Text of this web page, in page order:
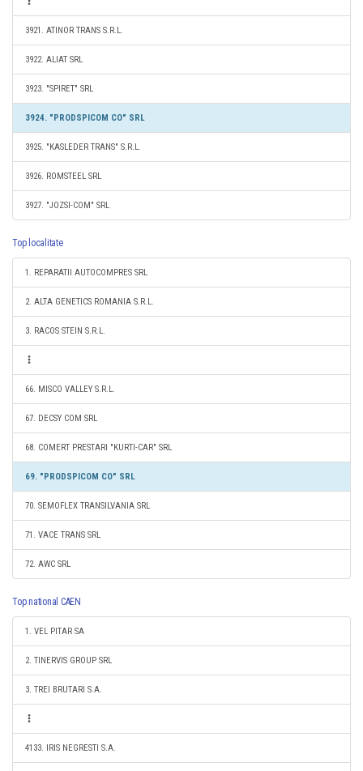
3921. ATINOR TRANS S.R.L.
3922. ALIAT SRL
3923. "SPIRET" SRL
3924. "PRODSPICOM CO" SRL
3925. "KASLEDER TRANS" S.R.L.
3926. ROMSTEEL SRL
3927. "JOZSI-COM" SRL
Top localitate
1. REPARATII AUTOCOMPRES SRL
2. ALTA GENETICS ROMANIA S.R.L.
3. RACOS STEIN S.R.L.
66. MISCO VALLEY S.R.L.
67. DECSY COM SRL
68. COMERT PRESTARI "KURTI-CAR" SRL
69. "PRODSPICOM CO" SRL
70. SEMOFLEX TRANSILVANIA SRL
71. VACE TRANS SRL
72. AWC SRL
Top national CAEN
1. VEL PITAR SA
2. TINERVIS GROUP SRL
3. TREI BRUTARI S.A.
4133. IRIS NEGRESTI S.A.